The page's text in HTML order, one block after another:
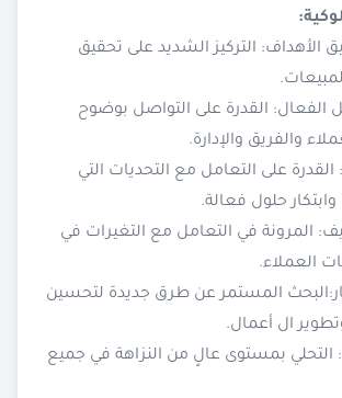
الأهداف: التركيز الشديد على تحقيق
الفعال: القدرة على التواصل بوضوح
والفريق والإدارة.
على التعامل مع التحديات التي
حلول فعالة.
المرونة في التعامل مع التغيرات في
العملاء.
المستمر عن طرق جديدة لتحسين
ال أعمال.
التحلي بمستوى عالٍ من النزاهة في جميع